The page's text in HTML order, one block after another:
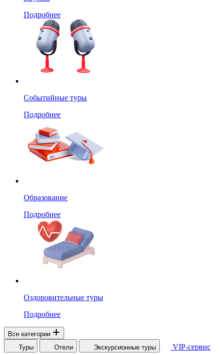
Подробнее
Событийные туры
Подробнее
Образование
Подробнее
Оздоровительные туры
Подробнее
Все категории
Туры
Отели Экскурсионные туры
VIP-сервис